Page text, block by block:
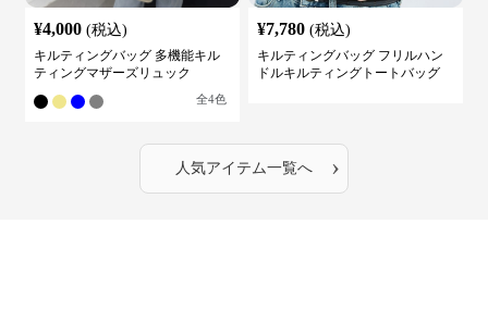
¥4,000 (税込)
キルティングバッグ 多機能キル
ティングマザーズリュック
全4色
¥7,780 (税込)
キルティングバッグ フリルハン
ドルキルティングトートバッグ
人気アイテム一覧へ ›